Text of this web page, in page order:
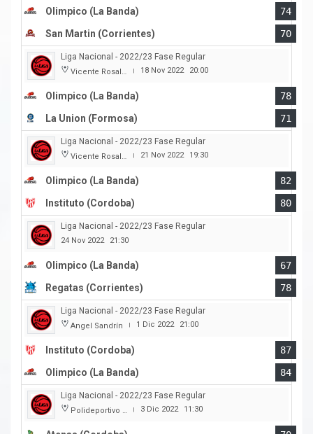
Olimpico (La Banda)
74
San Martin (Corrientes)
70
Liga Nacional - 2022/23 Fase Regular
Vicente Rosales | 18 Nov 2022 20:00
Olimpico (La Banda)
78
La Union (Formosa)
71
Liga Nacional - 2022/23 Fase Regular
Vicente Rosales | 21 Nov 2022 19:30
Olimpico (La Banda)
82
Instituto (Cordoba)
80
Liga Nacional - 2022/23 Fase Regular
24 Nov 2022 21:30
Olimpico (La Banda)
67
Regatas (Corrientes)
78
Liga Nacional - 2022/23 Fase Regular
Angel Sandrín | 1 Dic 2022 21:00
Instituto (Cordoba)
87
Olimpico (La Banda)
84
Liga Nacional - 2022/23 Fase Regular
Polideportivo Carlos Cerutti | 3 Dic 2022 11:30